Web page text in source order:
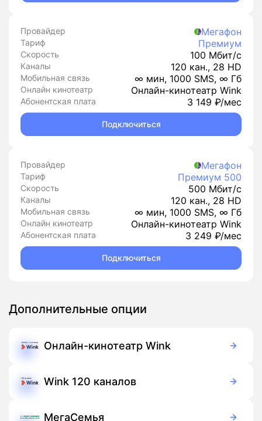
Провайдер Мегафон
Тариф Премиум
Скорость 100 Мбит/с
Каналы 120 кан., 28 HD
Мобильная связь ∞ мин, 1000 SMS, ∞ Гб
Онлайн кинотеатр Онлайн-кинотеатр Wink
Абонентская плата 3 149 ₽/мес
Подключиться
Провайдер Мегафон
Тариф Премиум 500
Скорость 500 Мбит/с
Каналы 120 кан., 28 HD
Мобильная связь ∞ мин, 1000 SMS, ∞ Гб
Онлайн кинотеатр Онлайн-кинотеатр Wink
Абонентская плата 3 249 ₽/мес
Подключиться
Дополнительные опции
Онлайн-кинотеатр Wink
Подписка
Wink 120 каналов
Подписка
МегаСемья